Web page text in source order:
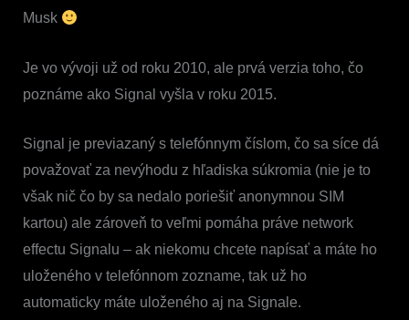
Musk
Je vo vývoji už od roku 2010, ale prvá verzia toho, čo
poznáme ako Signal vyšla v roku 2015.
Signal je previazaný s telefónnym číslom, čo sa síce dá
považovať za nevýhodu z hľadiska súkromia (nie je to
však nič čo by sa nedalo poriešiť anonymnou SIM
kartou) ale zároveň to veľmi pomáha práve network
effectu Signalu – ak niekomu chcete napísať a máte ho
uloženého v telefónnom zozname, tak už ho
automaticky máte uloženého aj na Signale.